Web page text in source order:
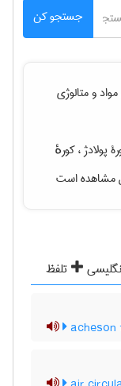
جستجو کن
و متالوژی
پولادژ ، کورهٔ
مشاهده است
تلفظ